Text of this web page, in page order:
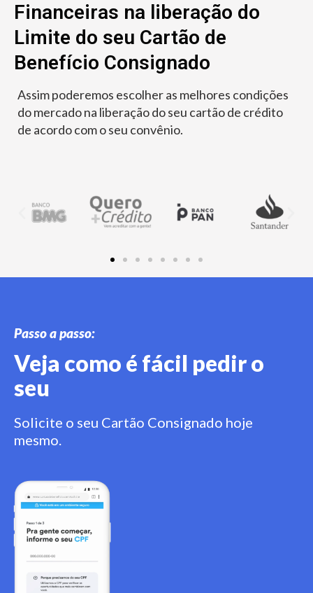
Financeiras na liberação do
Limite do seu Cartão de
Benefício Consignado
Assim poderemos escolher as melhores condições
do mercado na liberação do seu cartão de crédito
de acordo com o seu convênio.
Passo a passo:
Veja como é fácil pedir o
seu
Solicite o seu Cartão Consignado hoje
mesmo.